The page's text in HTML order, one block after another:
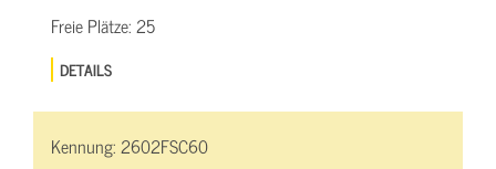
Freie Plätze:25
DETAILS
Kennung:2602FSC60